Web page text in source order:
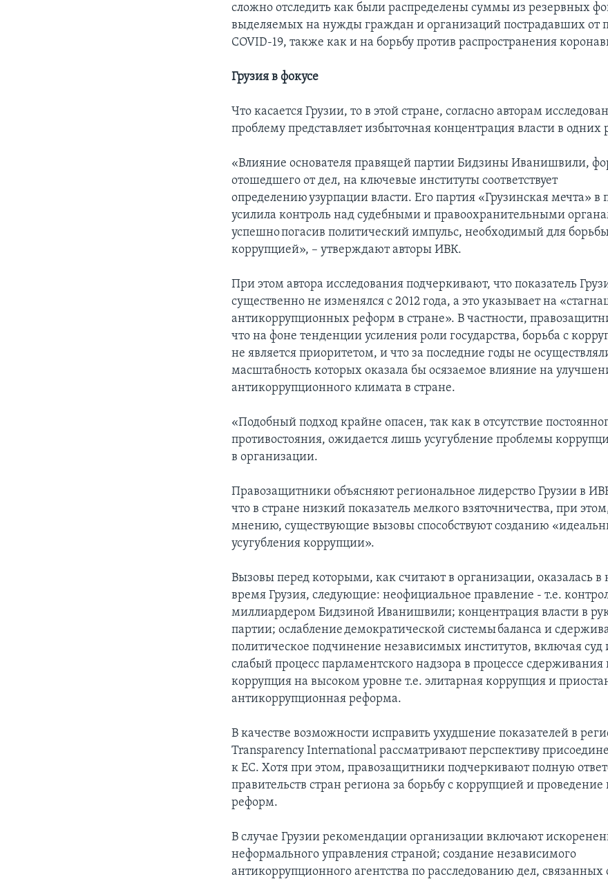
сложно отследить как были распределены суммы из резервных
выделяемых на нужды граждан и организаций пострадавших от
COVID-19, также как и на борьбу против распространения
Грузия в фокусе
Что касается Грузии, то в этой стране, согласно авторам
проблему представляет избыточная концентрация власти в одних
«Влияние основателя правящей партии Бидзины Иванишвили,
отошедшего от дел, на ключевые институты соответствует
определению узурпации власти. Его партия «Грузинская мечта» в
усилила контроль над судебными и правоохранительными
успешно погасив политический импульс, необходимый для
коррупцией», – утверждают авторы ИВК.
При этом автора исследования подчеркивают, что показатель
существенно не изменялся с 2012 года, а это указывает на
антикоррупционных реформ в стране». В частности,
что на фоне тенденции усиления роли государства, борьба с
не является приоритетом, и что за последние годы не
масштабность которых оказала бы осязаемое влияние на
антикоррупционного климата в стране.
«Подобный подход крайне опасен, так как в отсутствие
противостояния, ожидается лишь усугубление проблемы
в организации.
Правозащитники объясняют региональное лидерство Грузии в
что в стране низкий показатель мелкого взяточничества, при
мнению, существующие вызовы способствуют созданию
усугубления коррупции».
Вызовы перед которыми, как считают в организации, оказалась в
время Грузия, следующие: неофициальное правление - т.е.
миллиардером Бидзиной Иванишвили; концентрация власти в
партии; ослабление демократической системы баланса и
политическое подчинение независимых институтов, включая суд
слабый процесс парламентского надзора в процессе
коррупция на высоком уровне т.е. элитарная коррупция и
антикоррупционная реформа.
В качестве возможности исправить ухудшение показателей в
Transparency International рассматривают перспективу
к ЕС. Хотя при этом, правозащитники подчеркивают полную
правительств стран региона за борьбу с коррупцией и
реформ.
В случае Грузии рекомендации организации включают
неформального управления страной; создание независимого
антикоррупционного агентства по расследованию дел, связанных